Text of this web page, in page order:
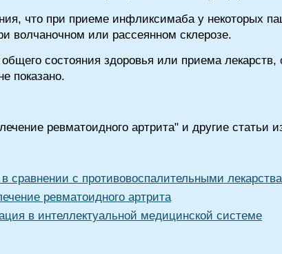
что при приеме инфликсимаба у некоторых
волчаночном или рассеянном склерозе.
общего состояния здоровья или приема
показано.
ревматоидного артрита" и другие статьи
в сравнении с противовоспалительными
ревматоидного артрита
в интеллектуальной медицинской системе